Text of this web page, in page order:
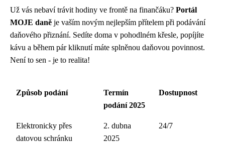
Už vás nebaví trávit hodiny ve frontě na finančáku? Portál
MOJE daně je vaším novým nejlepším přítelem při podávání
daňového přiznání. Sedíte doma v pohodlném křesle, popíjíte
kávu a během pár kliknutí máte splněnou daňovou povinnost.
Není to sen - je to realita!
Způsob podání
Termín
podání 2025
Dostupnost
Elektronicky přes
datovou schránku
2. dubna
2025
24/7